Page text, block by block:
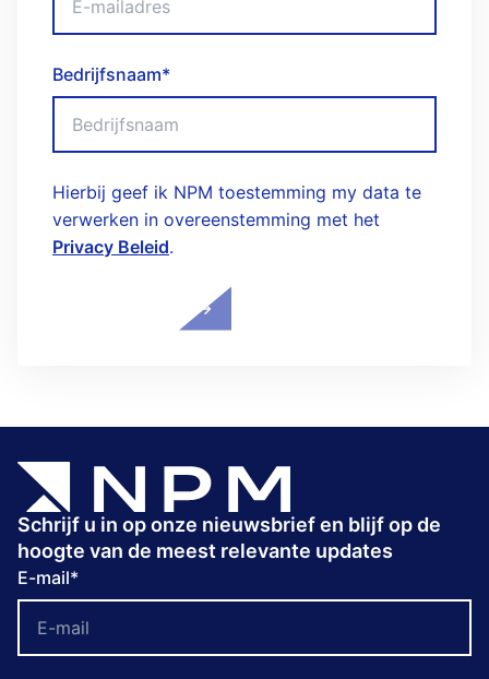
Bedrijfsnaam*
Hierbij geef ik NPM toestemming my data te
verwerken in overeenstemming met het
Privacy Beleid.
Schrijf u in op onze nieuwsbrief en blijf op de
hoogte van de meest relevante updates
E-mail*